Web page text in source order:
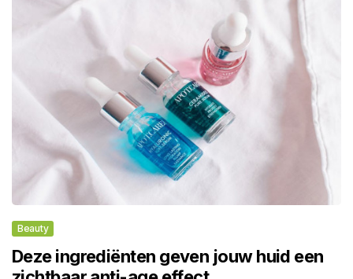
Beauty
Deze ingrediënten geven jouw huid een